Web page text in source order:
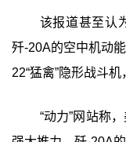
该报道甚至认
歼-20A的空中机动
22“猛禽”隐形战斗
“动力”网站称